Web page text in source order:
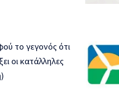
το γεγονός ότι
οι κατάλληλες